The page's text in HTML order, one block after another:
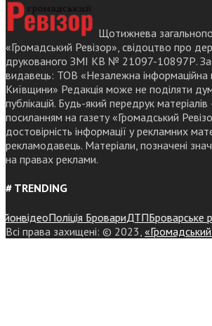
Щотижнева
«Громадський Ревізор», свідоцтво про
друкованого ЗМІ КВ № 21097-10897Р.
видавець: ТОВ «Незалежна інформаційна
Київщини» Редакція може не поділяти
публікацій. Будь-який передрук
посиланням на газету «Громадський
достовірність інформації у рекламних
рекламодавець. Матеріали, позначені
на правах реклами.
# TRENDING
відеоПоліція БровариДТПБроварське
Всі права захищені: © 2023,